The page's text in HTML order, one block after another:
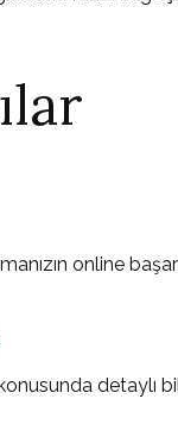
online
detaylı